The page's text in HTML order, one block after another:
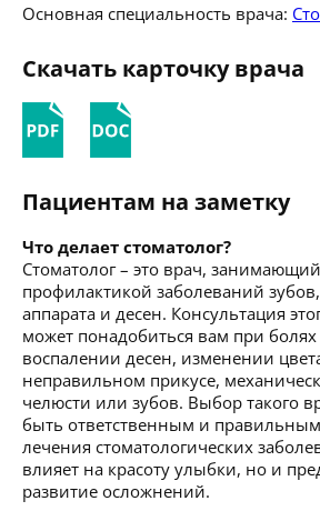
Основная специальность врача:
Скачать карточку врача
Пациентам на заметку
Что делает стоматолог?
Стоматолог – это врач,
профилактикой заболеваний
аппарата и десен. Консультация
может понадобиться вам при болях
воспалении десен, изменении
неправильном прикусе,
челюсти или зубов. Выбор такого
быть ответственным и
лечения стоматологических
влияет на красоту улыбки, но и
развитие осложнений.